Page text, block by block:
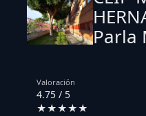
Parla
Valoración
4.75 / 5
★★★★★